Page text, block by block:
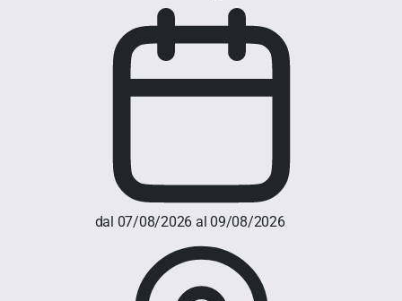
dal 07/08/2026 al 09/08/2026